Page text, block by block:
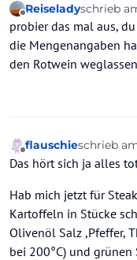
Offline
Reiseladyschrieb
zuletzt
probier das mal aus,
die Mengenangaben
den Rotwein
Offline
flauschieschrieb
zuletzt
Das hört sich ja alles
Hab mich jetzt für
Kartoffeln in Stücke
Olivenöl Salz ,Pfeffer,
bei 200°C) und